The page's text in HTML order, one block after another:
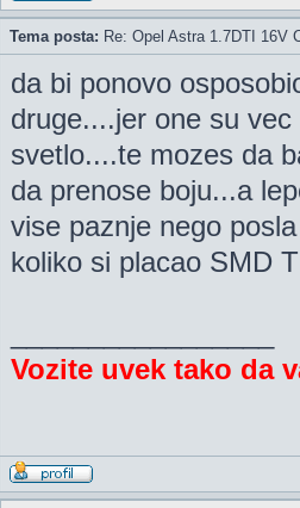
Tema posta: Re: Opel Astra 1.7DTI 16V
da bi ponovo
druge....jer one su
svetlo....te mozes da
da prenose boju...a
vise paznje nego
koliko si placao SMD
Vozite uvek tako da